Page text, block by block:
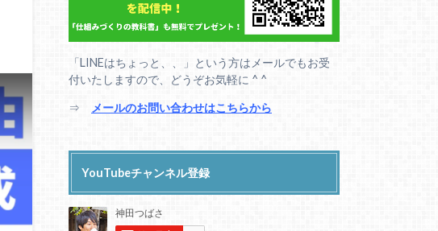
「LINEはちょっと、、」という方はメールでもお受
付いたしますので、どうぞお気軽に ^ ^
⇒ メールのお問い合わせはこちらから
YouTubeチャンネル登録